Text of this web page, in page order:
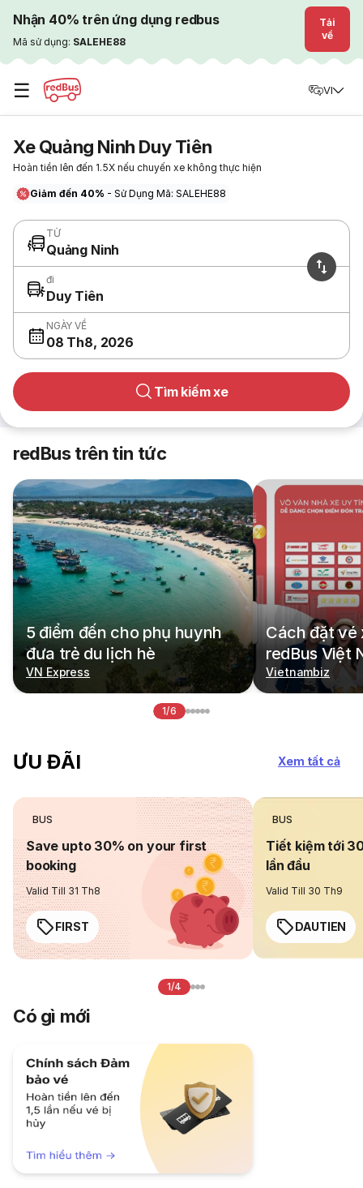
Nhận 40% trên ứng dụng redbus
Mã sử dụng: SALEHE88
Tải
về
☰ VI
Xe Quảng Ninh Duy Tiên
Hoàn tiền lên đến 1.5X nếu chuyến xe không thực hiện
Giảm đến 40% - Sử Dụng Mã: SALEHE88
TỪ
Quảng Ninh
đi
Duy Tiên
NGÀY VỀ
08 Th8, 2026
Tìm kiếm xe
redBus trên tin tức
5 điểm đến cho phụ huynh
đưa trẻ du lịch hè
VN Express
Cách đặt vé
redBus Việt
Vietnambiz
1/6
ƯU ĐÃI Xem tất cả
BUS
Save upto 30% on your first
booking
Valid Till 31 Th8
FIRST
BUS
Tiết kiệm tới
lần đầu
Valid Till 30 Th9
DAUTIEN
1/4
Có gì mới